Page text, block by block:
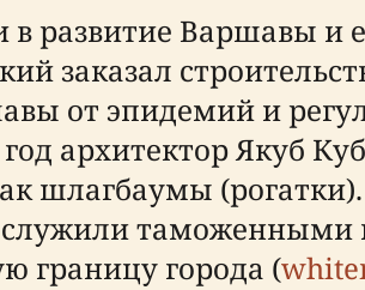
развитие Варшавы и
заказал
от эпидемий и
архитектор Якуб
шлагбаумы
таможенными
границу города (